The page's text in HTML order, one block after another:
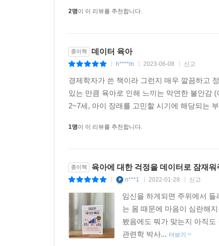
퍼넬러피가 태어난 후 처음 몇 달 동안 아이가 뒤
집지 못했다). 목을 가누는 것과 같은 발달 지표는
이 데이터에 의하면 아이가 걷지 않는다고 해서
범위가 매우 넓다는 것을 알 수 있다. 혼자 서는
하게 이들 범위의 위쪽 끝에 초점을 맞출 것이다.
--- pp. 306~312
우리는 기본적으로 2가지 질문을 할 수 있다. 우
정도라고 가정한다면 실제로 어느 쪽인지 중요할
6000명을 대상으로 실시한 ‘아동 성취도 발달에
면 5세까지 언어 발달이 늦어졌지만 그 이후에는
이런 연구들은 말이 늦는 아이들에게 초점을 맞
다(Size Matters)〉라는 논문이 하나 있다. 이 논
부부가 부모가 되면 따로 또 같이 적응해야 하는
초점을 맞추지 않는다. 우리 아이를 건강하고 행
부부가 반드시 고민하고 극복해야 할 문제들도 놓
가리지 않고 아빠, 조부모, 입양 부모도 얼마든
바람직하다.(101쪽)
· 아이가 생기면 더 이상의 부부 관계는 없는 걸까?
아이가 있는 부부는 아이가 없을 때보다 결혼
그다음에 어느 정도 회복되지만 완전히 회복되
2명이 이 리뷰를 추천합니다.
종이책 데이터 육아
h****m 2023-06-08 신고
경제학자가 쓴 책이라 그런지 매우 깔끔하고
있는 만큼 육아로 인해 느끼는 막연한 불안감
2~7세, 아이 장래를 고민할 시기에 해당되는
1명이 이 리뷰를 추천합니다.
종이책 육아에 대한 걱정을 데이터로 잠재워
n***1 2022-01-28 신고
임신을 하게되면 주위에서
는 몸 때문에 마음이 심란해
봤음에도 뭐가 맞는지 아직
관련학 박사... 더보기